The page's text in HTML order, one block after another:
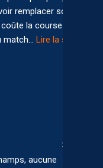
remplacer son
la course au
match… Lire la suite
aucune